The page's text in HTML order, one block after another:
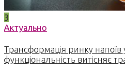
3
Актуально
Трансформація ринку напоїв
функціональність витісняє